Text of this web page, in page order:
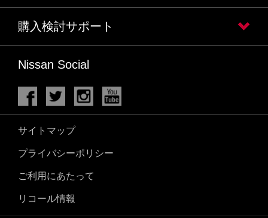
購入検討サポート
Nissan Social
サイトマップ
プライバシーポリシー
ご利用にあたって
リコール情報